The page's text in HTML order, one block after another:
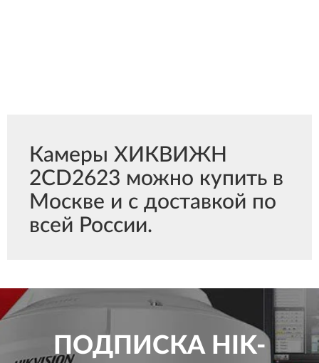
Камеры ХИКВИЖН
2CD2623 можно купить в
Москве и с доставкой по
всей России.
ПОДПИСКА HIK-